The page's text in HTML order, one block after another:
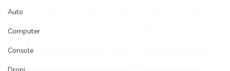
Auto
Computer
Console